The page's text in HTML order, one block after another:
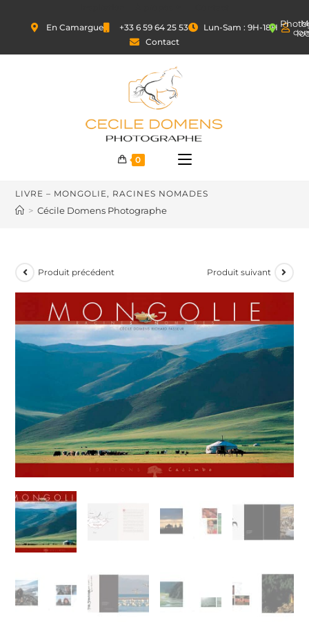
En Camargue
+33 6 59 64 25 53
Lun-Sam : 9H-18H
Contact
0
LIVRE – MONGOLIE, RACINES NOMADES
> Cécile Domens Photographe
Produit précédent Produit suivant